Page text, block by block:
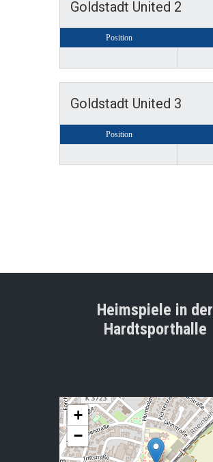
Goldstadt United 2
Position
Goldstadt United 3
Position
Heimspiele in der
Hardtsporthalle
+
−